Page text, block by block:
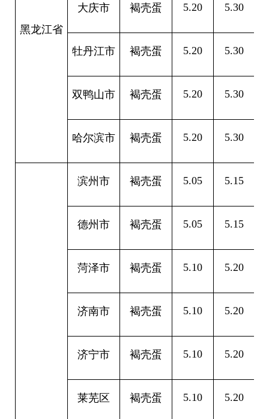
黑龙江省
大庆市 褐壳蛋 5.20 5.30
牡丹江市 褐壳蛋 5.20 5.30
双鸭山市 褐壳蛋 5.20 5.30
哈尔滨市 褐壳蛋 5.20 5.30
滨州市 褐壳蛋 5.05 5.15
德州市 褐壳蛋 5.05 5.15
菏泽市 褐壳蛋 5.10 5.20
济南市 褐壳蛋 5.10 5.20
济宁市 褐壳蛋 5.10 5.20
莱芜区 褐壳蛋 5.10 5.20